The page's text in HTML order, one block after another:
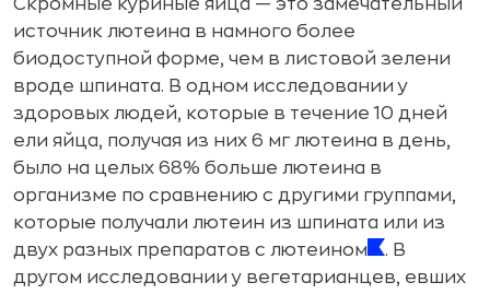
Скромные куриные яйца — это замечательный
источник лютеина в намного более
биодоступной форме, чем в листовой зелени
вроде шпината. В одном исследовании у
здоровых людей, которые в течение 10 дней
ели яйца, получая из них 6 мг лютеина в день,
было на целых 68% больше лютеина в
организме по сравнению с другими группами,
которые получали лютеин из шпината или из
двух разных препаратов с лютеином
. В
другом исследовании у вегетарианцев, евших